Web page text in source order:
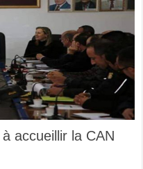
accueillir la CAN